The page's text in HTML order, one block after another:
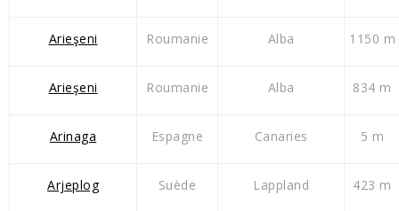
Arieşeni Roumanie Alba 1150 m
Arieşeni Roumanie Alba 834 m
Arinaga Espagne Canaries 5 m
Arjeplog Suède Lappland 423 m